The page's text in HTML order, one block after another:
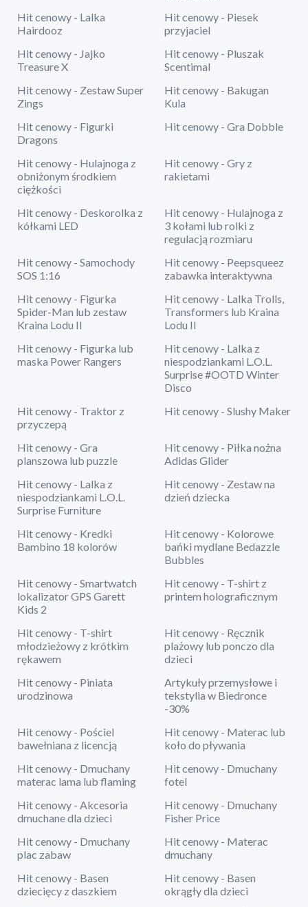
Hit cenowy - Lalka
Hairdooz
Hit cenowy - Piesek
przyjaciel
Hit cenowy - Jajko
Treasure X
Hit cenowy - Pluszak
Scentimal
Hit cenowy - Zestaw Super
Zings
Hit cenowy - Bakugan
Kula
Hit cenowy - Figurki
Dragons
Hit cenowy - Gra Dobble
Hit cenowy - Hulajnoga z
obniżonym środkiem
ciężkości
Hit cenowy - Gry z
rakietami
Hit cenowy - Deskorolka z
kółkami LED
Hit cenowy - Hulajnoga z
3 kołami lub rolki z
regulacją rozmiaru
Hit cenowy - Samochody
SOS 1:16
Hit cenowy - Peepsqueez
zabawka interaktywna
Hit cenowy - Figurka
Spider-Man lub zestaw
Kraina Lodu II
Hit cenowy - Lalka Trolls,
Transformers lub Kraina
Lodu II
Hit cenowy - Figurka lub
maska Power Rangers
Hit cenowy - Lalka z
niespodziankami L.O.L.
Surprise #OOTD Winter
Disco
Hit cenowy - Traktor z
przyczepą
Hit cenowy - Slushy Maker
Hit cenowy - Gra
planszowa lub puzzle
Hit cenowy - Piłka nożna
Adidas Glider
Hit cenowy - Lalka z
niespodziankami L.O.L.
Surprise Furniture
Hit cenowy - Zestaw na
dzień dziecka
Hit cenowy - Kredki
Bambino 18 kolorów
Hit cenowy - Kolorowe
bańki mydlane Bedazzle
Bubbles
Hit cenowy - Smartwatch
lokalizator GPS Garett
Kids 2
Hit cenowy - T-shirt z
printem holograficznym
Hit cenowy - T-shirt
młodzieżowy z krótkim
rękawem
Hit cenowy - Ręcznik
plażowy lub ponczo dla
dzieci
Hit cenowy - Piniata
urodzinowa
Artykuły przemysłowe i
tekstylia w Biedronce
-30%
Hit cenowy - Pościel
bawełniana z licencją
Hit cenowy - Materac lub
koło do pływania
Hit cenowy - Dmuchany
materac lama lub flaming
Hit cenowy - Dmuchany
fotel
Hit cenowy - Akcesoria
dmuchane dla dzieci
Hit cenowy - Dmuchany
Fisher Price
Hit cenowy - Dmuchany
plac zabaw
Hit cenowy - Materac
dmuchany
Hit cenowy - Basen
dziecięcy z daszkiem
Hit cenowy - Basen
okrągły dla dzieci